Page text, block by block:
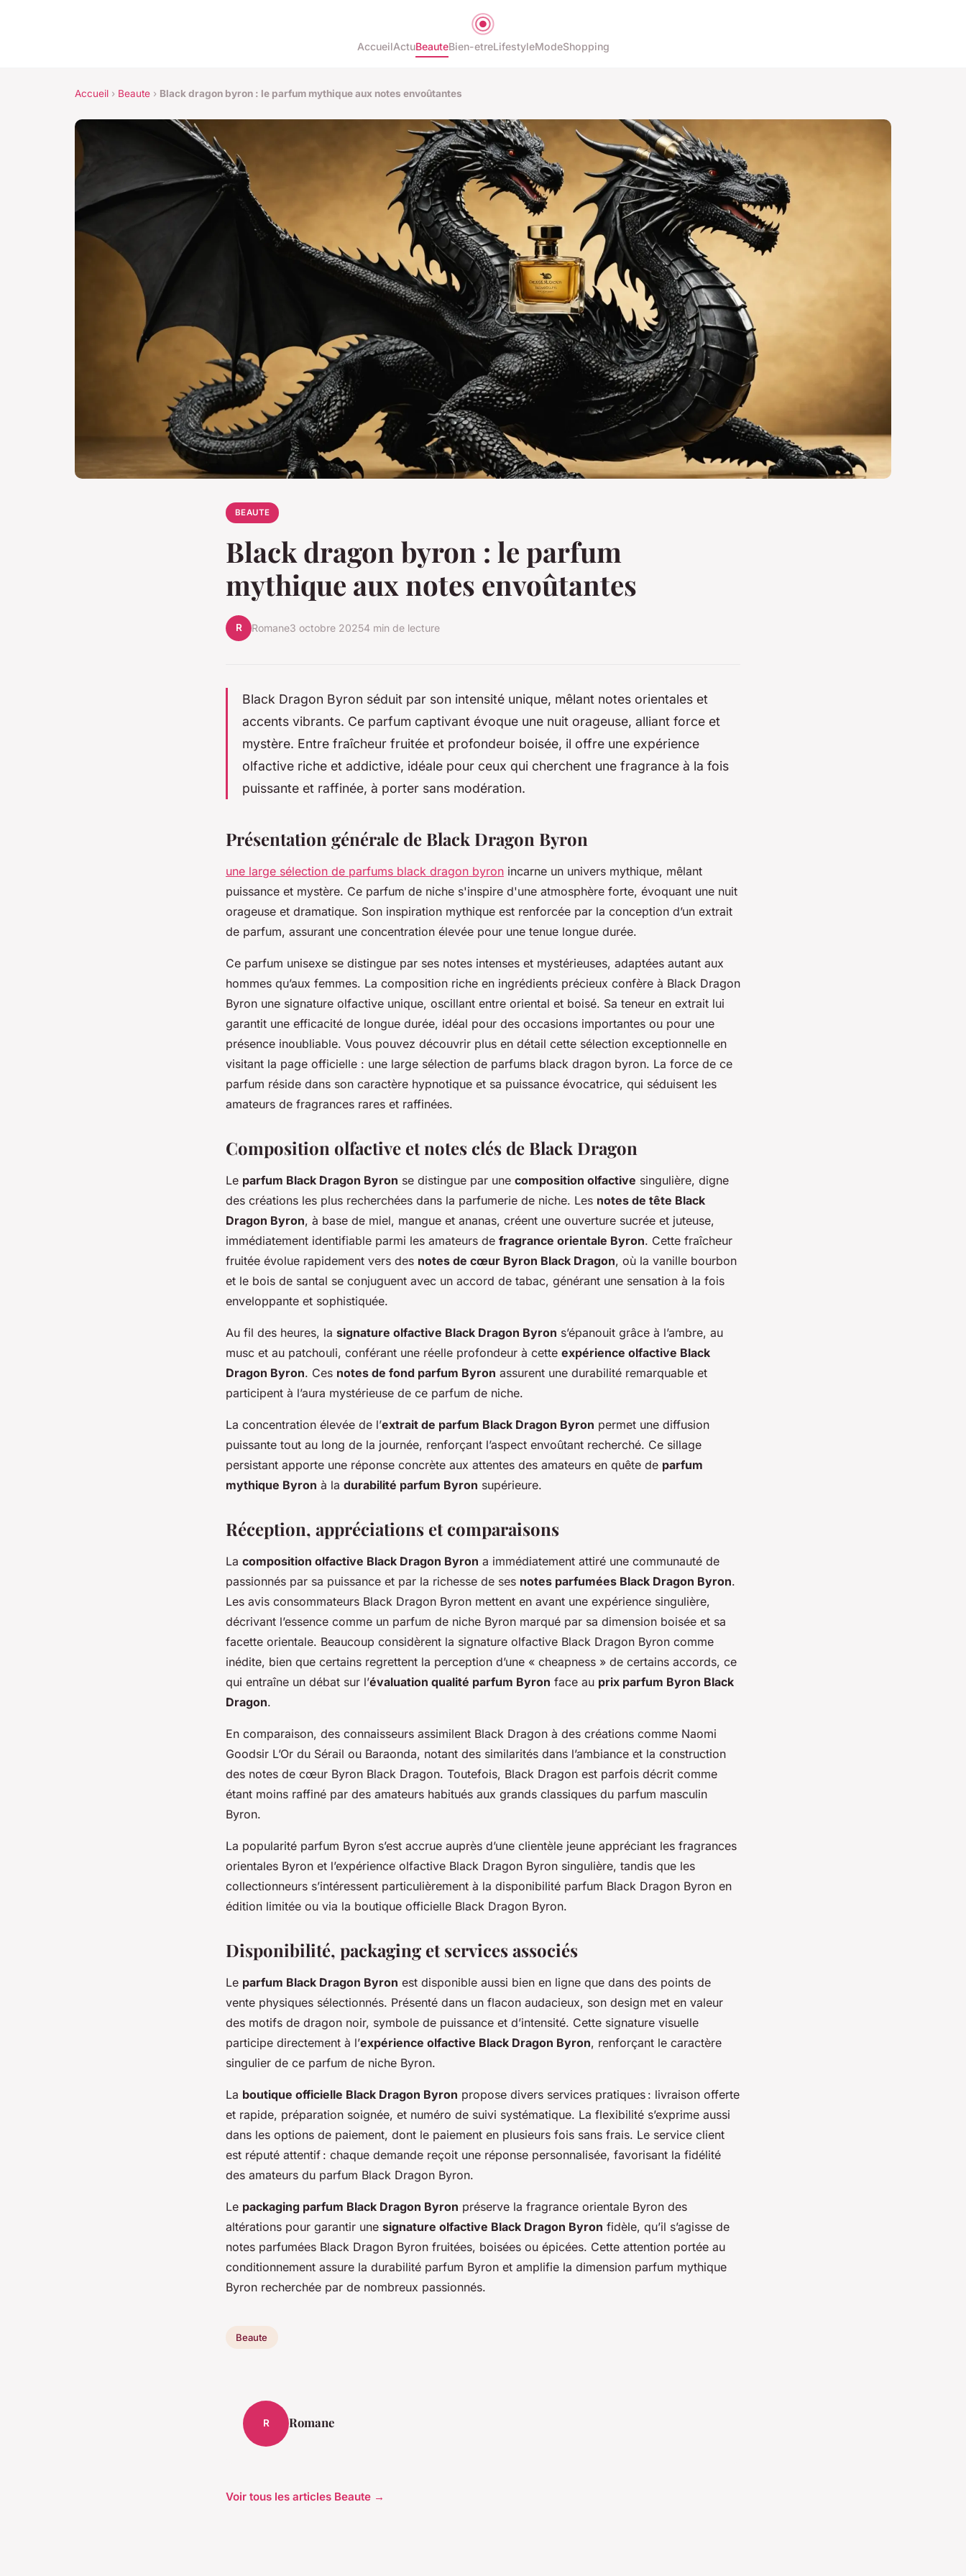
AccueilActuBeauteBien-etreLifestyleModeShopping
Accueil › Beaute › Black dragon byron : le parfum mythique aux notes envoûtantes
BEAUTE
Black dragon byron : le parfum
mythique aux notes envoûtantes
R Romane3 octobre 20254 min de lecture
Black Dragon Byron séduit par son intensité unique, mêlant notes orientales et
accents vibrants. Ce parfum captivant évoque une nuit orageuse, alliant force et
mystère. Entre fraîcheur fruitée et profondeur boisée, il offre une expérience
olfactive riche et addictive, idéale pour ceux qui cherchent une fragrance à la fois
puissante et raffinée, à porter sans modération.
Présentation générale de Black Dragon Byron
une large sélection de parfums black dragon byron incarne un univers mythique, mêlant
puissance et mystère. Ce parfum de niche s'inspire d'une atmosphère forte, évoquant une nuit
orageuse et dramatique. Son inspiration mythique est renforcée par la conception d’un extrait
de parfum, assurant une concentration élevée pour une tenue longue durée.
Ce parfum unisexe se distingue par ses notes intenses et mystérieuses, adaptées autant aux
hommes qu’aux femmes. La composition riche en ingrédients précieux confère à Black Dragon
Byron une signature olfactive unique, oscillant entre oriental et boisé. Sa teneur en extrait lui
garantit une efficacité de longue durée, idéal pour des occasions importantes ou pour une
présence inoubliable. Vous pouvez découvrir plus en détail cette sélection exceptionnelle en
visitant la page officielle : une large sélection de parfums black dragon byron. La force de ce
parfum réside dans son caractère hypnotique et sa puissance évocatrice, qui séduisent les
amateurs de fragrances rares et raffinées.
Composition olfactive et notes clés de Black Dragon
Le parfum Black Dragon Byron se distingue par une composition olfactive singulière, digne
des créations les plus recherchées dans la parfumerie de niche. Les notes de tête Black
Dragon Byron, à base de miel, mangue et ananas, créent une ouverture sucrée et juteuse,
immédiatement identifiable parmi les amateurs de fragrance orientale Byron. Cette fraîcheur
fruitée évolue rapidement vers des notes de cœur Byron Black Dragon, où la vanille bourbon
et le bois de santal se conjuguent avec un accord de tabac, générant une sensation à la fois
enveloppante et sophistiquée.
Au fil des heures, la signature olfactive Black Dragon Byron s’épanouit grâce à l’ambre, au
musc et au patchouli, conférant une réelle profondeur à cette expérience olfactive Black
Dragon Byron. Ces notes de fond parfum Byron assurent une durabilité remarquable et
participent à l’aura mystérieuse de ce parfum de niche.
La concentration élevée de l’extrait de parfum Black Dragon Byron permet une diffusion
puissante tout au long de la journée, renforçant l’aspect envoûtant recherché. Ce sillage
persistant apporte une réponse concrète aux attentes des amateurs en quête de parfum
mythique Byron à la durabilité parfum Byron supérieure.
Réception, appréciations et comparaisons
La composition olfactive Black Dragon Byron a immédiatement attiré une communauté de
passionnés par sa puissance et par la richesse de ses notes parfumées Black Dragon Byron.
Les avis consommateurs Black Dragon Byron mettent en avant une expérience singulière,
décrivant l’essence comme un parfum de niche Byron marqué par sa dimension boisée et sa
facette orientale. Beaucoup considèrent la signature olfactive Black Dragon Byron comme
inédite, bien que certains regrettent la perception d’une « cheapness » de certains accords, ce
qui entraîne un débat sur l’évaluation qualité parfum Byron face au prix parfum Byron Black
Dragon.
En comparaison, des connaisseurs assimilent Black Dragon à des créations comme Naomi
Goodsir L’Or du Sérail ou Baraonda, notant des similarités dans l’ambiance et la construction
des notes de cœur Byron Black Dragon. Toutefois, Black Dragon est parfois décrit comme
étant moins raffiné par des amateurs habitués aux grands classiques du parfum masculin
Byron.
La popularité parfum Byron s’est accrue auprès d’une clientèle jeune appréciant les fragrances
orientales Byron et l’expérience olfactive Black Dragon Byron singulière, tandis que les
collectionneurs s’intéressent particulièrement à la disponibilité parfum Black Dragon Byron en
édition limitée ou via la boutique officielle Black Dragon Byron.
Disponibilité, packaging et services associés
Le parfum Black Dragon Byron est disponible aussi bien en ligne que dans des points de
vente physiques sélectionnés. Présenté dans un flacon audacieux, son design met en valeur
des motifs de dragon noir, symbole de puissance et d’intensité. Cette signature visuelle
participe directement à l’expérience olfactive Black Dragon Byron, renforçant le caractère
singulier de ce parfum de niche Byron.
La boutique officielle Black Dragon Byron propose divers services pratiques : livraison offerte
et rapide, préparation soignée, et numéro de suivi systématique. La flexibilité s’exprime aussi
dans les options de paiement, dont le paiement en plusieurs fois sans frais. Le service client
est réputé attentif : chaque demande reçoit une réponse personnalisée, favorisant la fidélité
des amateurs du parfum Black Dragon Byron.
Le packaging parfum Black Dragon Byron préserve la fragrance orientale Byron des
altérations pour garantir une signature olfactive Black Dragon Byron fidèle, qu’il s’agisse de
notes parfumées Black Dragon Byron fruitées, boisées ou épicées. Cette attention portée au
conditionnement assure la durabilité parfum Byron et amplifie la dimension parfum mythique
Byron recherchée par de nombreux passionnés.
Beaute
R Romane
Voir tous les articles Beaute →